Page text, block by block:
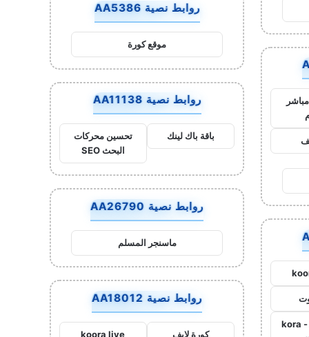
كورة جول - kora
روابط نصية AA5386
موقع كورة
روابط نصية AA11138
باقة باك لينك
تحسين محركات
البحث SEO
روابط نصية AA26790
ماسنجر المسلم
روابط نصية AA18012
كورة لايف koora live